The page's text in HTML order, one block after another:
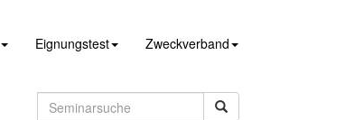
Eignungstest Zweckverband